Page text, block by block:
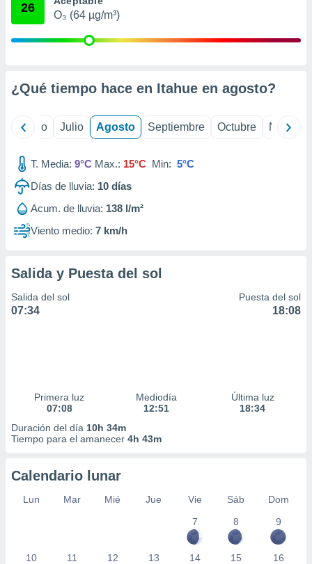
publicidad
publicidad
1199
26
O₃ (64 µg/m³)
¿Qué tiempo hace en Itahue en agosto?
Junio Julio Agosto Septiembre Octubre
T. Media: 9°C Max.: 15°C Min: 5°C
Días de lluvia: 10 días
Acum. de lluvia: 138 l/m²
Viento medio: 7 km/h
Salida y Puesta del sol
Salida del sol
07:34
Puesta del sol
18:08
Primera luz
07:08
Mediodía
12:51
Última luz
18:34
Duración del día 10h 34m
Tiempo para el amanecer 4h 43m
Calendario lunar
Lun Mar Mié Jue Vie Sáb
Dom
7
8 9
10 11 12 13 14 15 16